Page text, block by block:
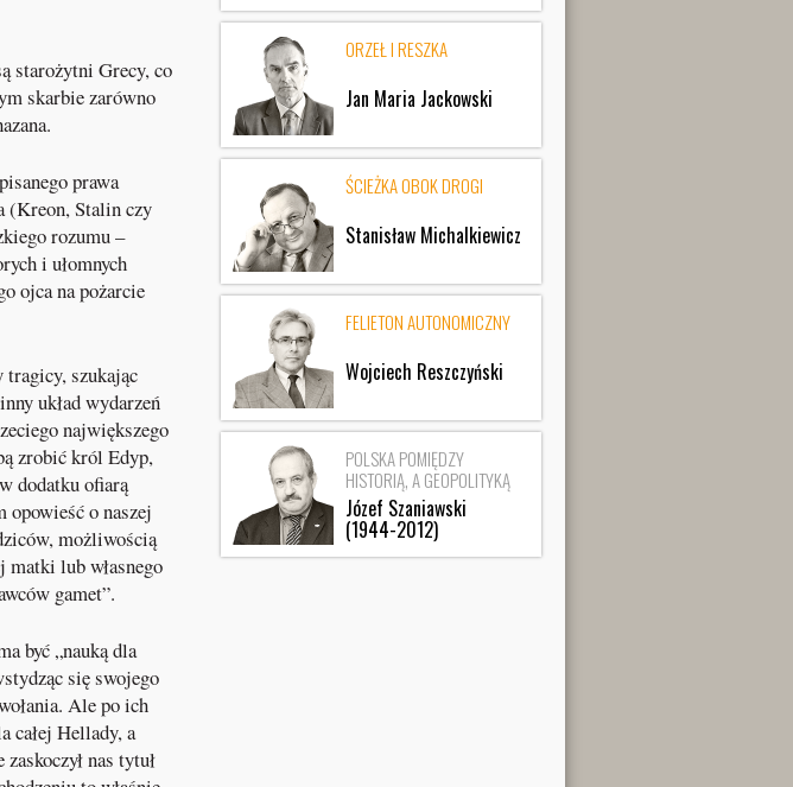
starożytni Grecy, co
skarbie zarówno
prawa
(Kreon, Stalin czy
rozumu –
i ułomnych
ojca na pożarcie
szukając
układ wydarzeń
największego
zrobić król Edyp,
dodatku ofiarą
opowieść o naszej
możliwością
matki lub własnego
gamet”.
być „nauką dla
się swojego
Ale po ich
całej Hellady, a
nas tytuł
ORZEŁ I RESZKA
Jan Maria Jackowski
ŚCIEŻKA OBOK DROGI
Stanisław Michalkiewicz
FELIETON AUTONOMICZNY
Wojciech Reszczyński
POLSKA POMIĘDZY
HISTORIĄ, A GEOPOLITYKĄ
Józef Szaniawski
(1944-2012)